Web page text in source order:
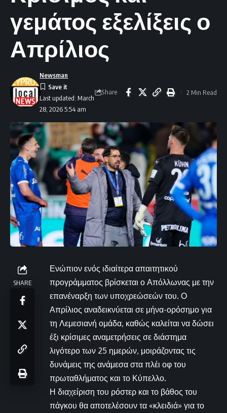
γεμάτος εξελίξεις ο
Απρίλιος
Last updated: March
28, 2026 5:54 am
Newsman
Share 2 Min Read
SHARE
Ενώπιον ενός ιδιαίτερα απαιτητικού
προγράμματος βρίσκεται ο Απόλλωνας με την
επανέναρξη των υποχρεώσεών του. Ο
Απρίλιος αναδεικνύεται σε μήνα-ορόσημο για
τη Λεμεσιανή ομάδα, καθώς καλείται να δώσει
έξι κρίσιμες αναμετρήσεις σε διάστημα
λιγότερο των 25 ημερών, μοιράζοντας τις
δυνάμεις της ανάμεσα στα πλέι οφ του
πρωταθλήματος και το Κύπελλο.
Η διαχείριση του ρόστερ και το βάθος του
πάγκου θα αποτελέσουν τα «κλειδιά» για το